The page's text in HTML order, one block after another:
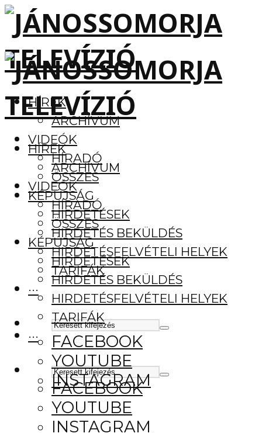
HÍREK
ARCHÍVUM
VIDEÓK
HÍRADÓ
ÖSSZES
KÉPÚJSÁG
HIRDETÉSEK
HIRDETÉS BEKÜLDÉS
HIRDETÉSFELVÉTELI HELYEK
TARIFÁK
···
FACEBOOK
YOUTUBE
INSTAGRAM
HÍREK
ARCHÍVUM
VIDEÓK
HÍRADÓ
ÖSSZES
KÉPÚJSÁG
HIRDETÉSEK
HIRDETÉS BEKÜLDÉS
HIRDETÉSFELVÉTELI HELYEK
TARIFÁK
···
FACEBOOK
YOUTUBE
INSTAGRAM